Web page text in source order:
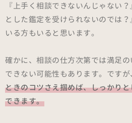
『上手く相談できないんじゃない
とした鑑定を受けられないのでは
いる方もいると思います。
確かに、相談の仕方次第では満足
できない可能性もあります。です
ときのコツさえ掴めば、しっかり
できます。